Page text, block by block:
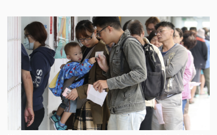
公民投票案公告成立後半年內，若該期間內遇有全國
性選舉時，在符